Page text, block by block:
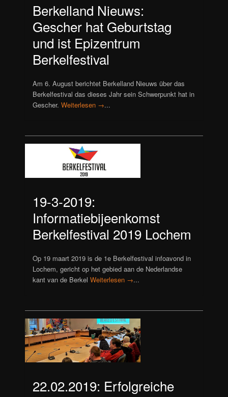
Berkelland Nieuws:
Gescher hat Geburtstag
und ist Epizentrum
Berkelfestival
Am 6. August berichtet Berkelland Nieuws über das
Berkelfestival das dieses Jahr sein Schwerpunkt hat in
Gescher.Weiterlesen →...
19-3-2019:
Informatiebijeenkomst
Berkelfestival 2019 Lochem
Op 19 maart 2019 is de 1e Berkelfestival infoavond in
Lochem, gericht op het gebied aan de Nederlandse
kant van de BerkelWeiterlesen →...
22.02.2019: Erfolgreiche